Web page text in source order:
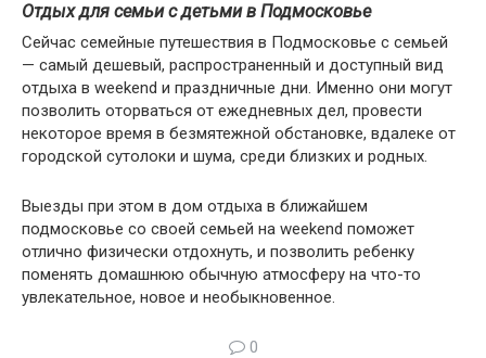
Отдых для семьи с детьми в Подмосковье
Сейчас семейные путешествия в Подмосковье с семьей
— самый дешевый, распространенный и доступный вид
отдыха в weekend и праздничные дни. Именно они могут
позволить оторваться от ежедневных дел, провести
некоторое время в безмятежной обстановке, вдалеке от
городской сутолоки и шума, среди близких и родных.
Выезды при этом в дом отдыха в ближайшем
подмосковье со своей семьей на weekend поможет
отлично физически отдохнуть, и позволить ребенку
поменять домашнюю обычную атмосферу на что-то
увлекательное, новое и необыкновенное.
0